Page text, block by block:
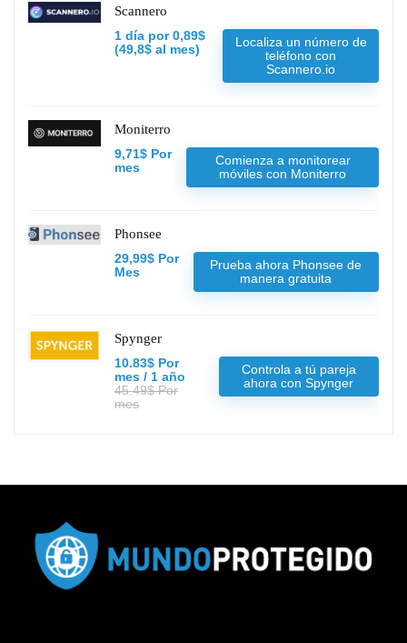
Scannero
1 día por 0,89$
(49,8$ al mes)
Localiza un número de
teléfono con
Scannero.io
Moniterro
9,71$ Por
mes
Comienza a monitorear
móviles con Moniterro
Phonsee
29,99$ Por
Mes
Prueba ahora Phonsee de
manera gratuita
Spynger
10.83$ Por
mes / 1 año
45.49$ Por
mes
Controla a tú pareja
ahora con Spynger